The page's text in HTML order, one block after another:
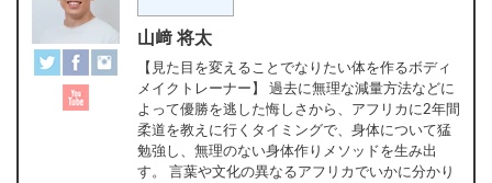
山﨑 将太
【見た目を変えることでなりたい体を作るボディ
メイクトレーナー】 過去に無理な減量方法などに
よって優勝を逃した悔しさから、アフリカに2年間
柔道を教えに行くタイミングで、身体について猛
勉強し、無理のない身体作りメソッドを生み出
す。 言葉や文化の異なるアフリカでいかに分かり